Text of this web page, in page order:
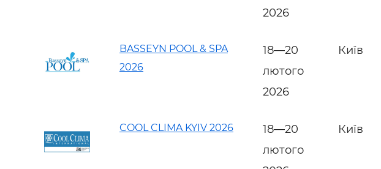
2026
BASSEYN POOL & SPA
2026
18—20
лютого
2026
Київ
COOL CLIMA KYIV 2026
18—20
лютого
Київ